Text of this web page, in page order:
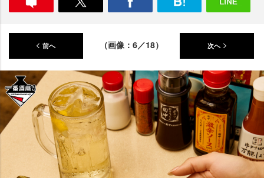
前へ （画像：6／18） 次へ